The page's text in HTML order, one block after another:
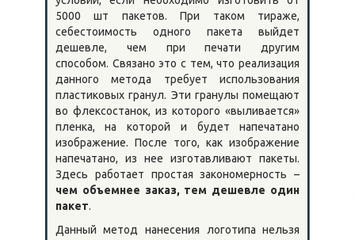
5000 шт пакетов. При таком тираже,
себестоимость одного пакета выйдет
дешевле, чем при печати другим
способом. Связано это с тем, что реализация
данного метода требует использования
пластиковых гранул. Эти гранулы помещают
во флексостанок, из которого «выливается»
пленка, на которой и будет напечатано
изображение. После того, как изображение
напечатано, из нее изготавливают пакеты.
Здесь работает простая закономерность –
чем объемнее заказ, тем дешевле один
пакет.
Данный метод нанесения логотипа нельзя